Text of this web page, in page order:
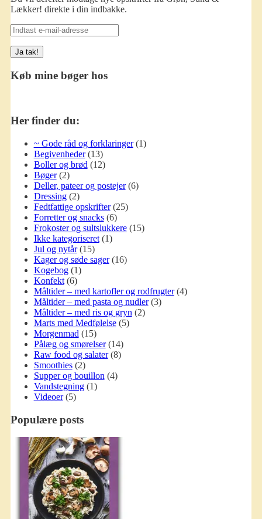
Lækker! direkte i din indbakke.
Indtast
e-
mail-
adresse
Køb mine bøger hos
Her finder du:
~ Gode råd og forklaringer(1)
Begivenheder(13)
Boller og brød (12)
Bøger(2)
Deller, pateer og postejer(6)
Dressing(2)
Fedtfattige opskrifter(25)
Forretter og snacks(6)
Frokoster og sultslukkere(15)
Ikke kategoriseret(1)
Jul og nytår(15)
Kager og søde sager(16)
Kogebog(1)
Konfekt(6)
Måltider – med kartofler og rodfrugter(4)
Måltider – med pasta og nudler(3)
Måltider – med ris og gryn (2)
Marts med Medfølelse(5)
Morgenmad (15)
Pålæg og smørelser(14)
Raw food og salater(8)
Smoothies(2)
Supper og bouillon (4)
Vandstegning(1)
Videoer(5)
Populære posts